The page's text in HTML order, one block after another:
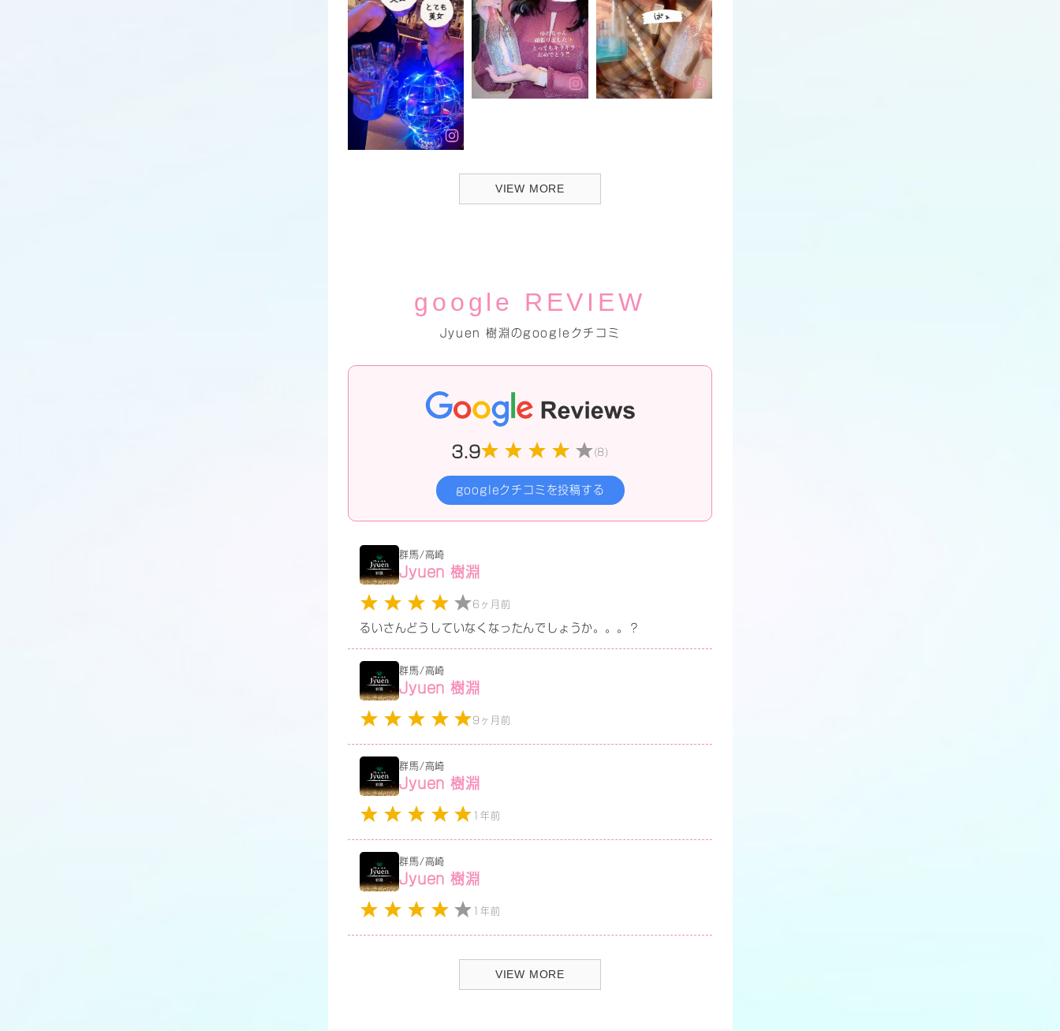
VIEW MORE
google REVIEW
Jyuen 樹淵のgoogleクチコミ
3.9 (8)
googleクチコミを投稿する
群馬/高崎
Jyuen 樹淵
6ヶ月前
るいさんどうしていなくなったんでしょうか。。。？
群馬/高崎
Jyuen 樹淵
9ヶ月前
群馬/高崎
Jyuen 樹淵
1年前
群馬/高崎
Jyuen 樹淵
1年前
VIEW MORE